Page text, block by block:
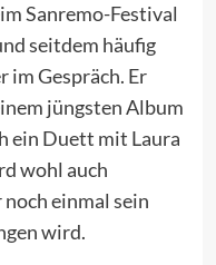
Sanremo-Festival
seitdem häufig
im Gespräch. Er
jüngsten Album
ein Duett mit Laura
wohl auch
einmal sein
wird.